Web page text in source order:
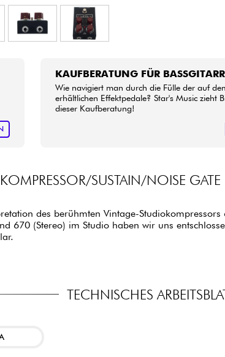
KAUFBERATUNG FÜR
Wie navigiert man durch die Fülle der auf
erhältlichen Effektpedale? Star's Music zieht
dieser Kaufberatung!
KOMPRESSOR/SUSTAIN/NOISE GATE
des berühmten Vintage-
670 (Stereo) im Studio haben wir uns
TECHNISCHES